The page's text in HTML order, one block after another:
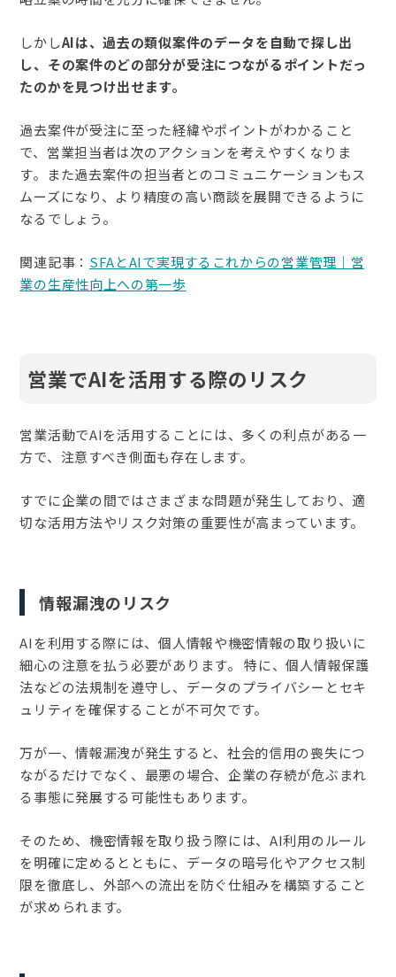
しかしAIは、過去の類似案件のデータを自動で探し出
し、その案件のどの部分が受注につながるポイントだっ
たのかを見つけ出せます。
過去案件が受注に至った経緯やポイントがわかること
で、営業担当者は次のアクションを考えやすくなりま
す。また過去案件の担当者とのコミュニケーションもス
ムーズになり、より精度の高い商談を展開できるように
なるでしょう。
関連記事： SFAとAIで実現するこれからの営業管理｜営
業の生産性向上への第一歩
営業でAIを活用する際のリスク
営業活動でAIを活用することには、多くの利点がある一
方で、注意すべき側面も存在します。
すでに企業の間ではさまざまな問題が発生しており、適
切な活用方法やリスク対策の重要性が高まっています。
情報漏洩のリスク
AIを利用する際には、個人情報や機密情報の取り扱いに
細心の注意を払う必要があります。 特に、個人情報保護
法などの法規制を遵守し、データのプライバシーとセキ
ュリティを確保することが不可欠です。
万が一、情報漏洩が発生すると、社会的信用の喪失につ
ながるだけでなく、最悪の場合、企業の存続が危ぶまれ
る事態に発展する可能性もあります。
そのため、機密情報を取り扱う際には、AI利用のルール
を明確に定めるとともに、データの暗号化やアクセス制
限を徹底し、外部への流出を防ぐ仕組みを構築すること
が求められます。